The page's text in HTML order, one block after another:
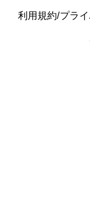
利用規約/プラ